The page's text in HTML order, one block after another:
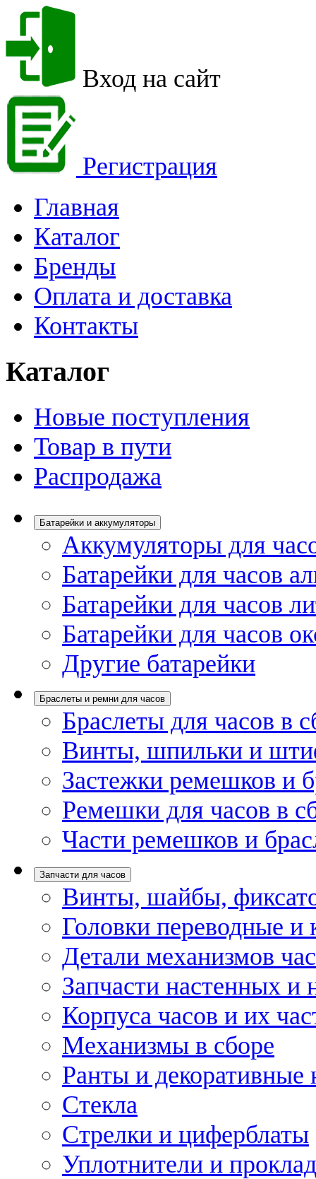
Вход на сайт
Регистрация
Главная
Каталог
Бренды
Оплата и доставка
Контакты
Каталог
Новые поступления
Товар в пути
Распродажа
Батарейки и аккумуляторы
Аккумуляторы для
Батарейки для часов
Батарейки для часов
Батарейки для часов
Другие батарейки
Браслеты и ремни для часов
Браслеты для часов в
Винты, шпильки и
Застежки ремешков и
Ремешки для часов в
Части ремешков и
Запчасти для часов
Винты, шайбы,
Головки переводные и
Детали механизмов
Запчасти настенных и
Корпуса часов и их
Механизмы в сборе
Ранты и декоративные
Стекла
Стрелки и циферблаты
Уплотнители и